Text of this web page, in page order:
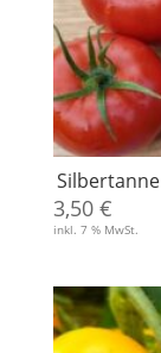
Silbertanne
3,50 €
inkl. 7 % MwSt.